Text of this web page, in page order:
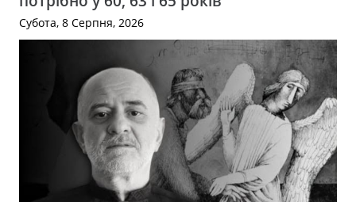
Субота, 8 Серпня, 2026